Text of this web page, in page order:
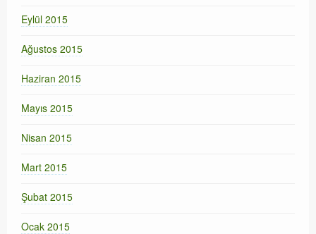
Eylül 2015
Ağustos 2015
Haziran 2015
Mayıs 2015
Nisan 2015
Mart 2015
Şubat 2015
Ocak 2015